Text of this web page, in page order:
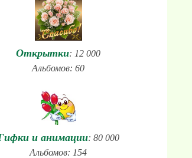
Открытки: 12 000
Альбомов: 60
и анимации: 80 000
Альбомов: 154